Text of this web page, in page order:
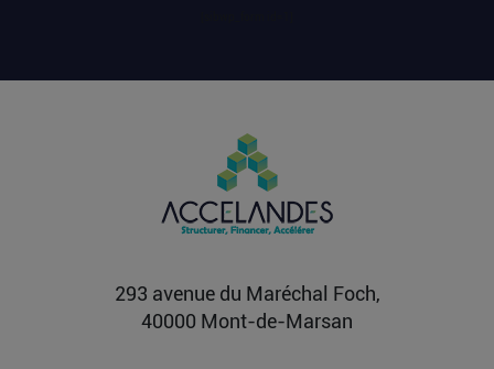
chez OpenAI pour se soigner
L’article Après une pause de 3 mois, la Française
Fidji Simo quitte son poste chez OpenAI pour se
293 avenue du Maréchal Foch,
40000 Mont-de-Marsan